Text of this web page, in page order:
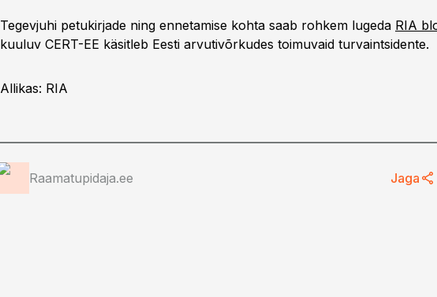
Tegevjuhi petukirjade ning ennetamise kohta saab rohkem lugeda RIA
kuuluv CERT-EE käsitleb Eesti arvutivõrkudes toimuvaid turvaintsidente.
Allikas: RIA
Raamatupidaja.ee Jaga